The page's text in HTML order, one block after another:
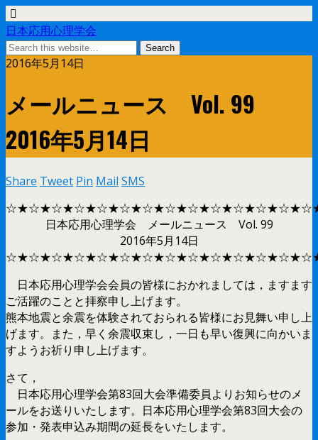
日本応用心理学会
2016年5月14日
メールニュース Vol. 99
2016年5月14日
Share Tweet Pin Mail SMS
日本応用心理学会 メールニュース Vol. 99
2016年5月14日
日本応用心理学会会員の皆様におかれましては，ますます
ご活躍のことと拝察申し上げます。
熊本地震と余震を体験されておられる皆様にお見舞い申し上
げます。また，早く余震収束し，一日も早い復興に向かいま
すようお祈り申し上げます。
さて，
日本応用心理学会第83回大会準備委員よりお知らせのメ
ールをお送りいたします。日本応用心理学会第83回大会の
参加・発表申込み期間の延長をいたします。